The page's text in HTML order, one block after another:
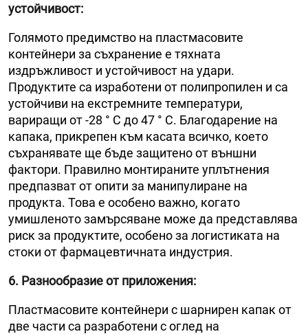
устойчивост:
Голямото предимство на пластмасовите
контейнери за съхранение е тяхната
издръжливост и устойчивост на удари.
Продуктите са изработени от полипропилен и са
устойчиви на екстремните температури,
вариращи от -28 ° C до 47 ° C. Благодарение на
капака, прикрепен към касата всичко, което
съхранявате ще бъде защитено от външни
фактори. Правилно монтираните уплътнения
предпазват от опити за манипулиране на
продукта. Това е особено важно, когато
умишленото замърсяване може да представлява
риск за продуктите, особено за логистиката на
стоки от фармацевтичната индустрия.
6. Разнообразие от приложения:
Пластмасовите контейнери с шарнирен капак от
две части са разработени с оглед на